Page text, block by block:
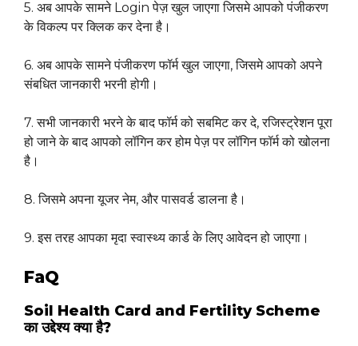
5. अब आपके सामने Login पेज़ खुल जाएगा जिसमे आपको पंजीकरण
के विकल्प पर क्लिक कर देना है।
6. अब आपके सामने पंजीकरण फॉर्म खुल जाएगा, जिसमे आपको अपने
संबधित जानकारी भरनी होगी।
7. सभी जानकारी भरने के बाद फॉर्म को सबमिट कर दे, रजिस्ट्रेशन पूरा
हो जाने के बाद आपको लॉगिन कर होम पेज़ पर लॉगिन फॉर्म को खोलना
है।
8. जिसमे अपना यूजर नेम, और पासवर्ड डालना है।
9. इस तरह आपका मृदा स्वास्थ्य कार्ड के लिए आवेदन हो जाएगा।
FaQ
Soil Health Card and Fertility Scheme
का उद्देश्य क्या है?